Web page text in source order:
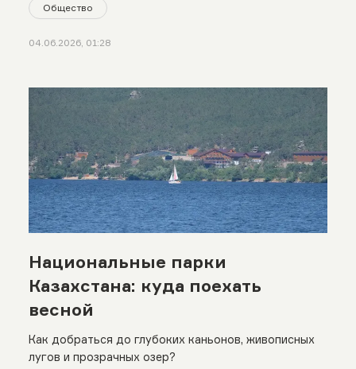
Общество
04.06.2026, 01:28
Национальные парки
Казахстана: куда поехать
весной
Как добраться до глубоких каньонов, живописных
лугов и прозрачных озер?